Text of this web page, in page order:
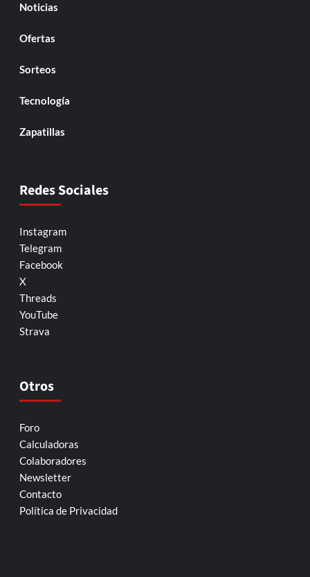
Noticias
Ofertas
Sorteos
Tecnología
Zapatillas
Redes Sociales
Instagram
Telegram
Facebook
X
Threads
YouTube
Strava
Otros
Foro
Calculadoras
Colaboradores
Newsletter
Contacto
Política de Privacidad